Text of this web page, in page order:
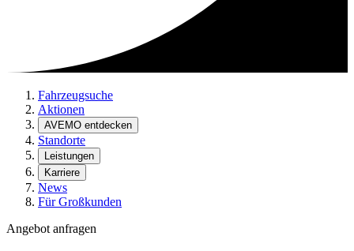
Fahrzeugsuche
Aktionen
AVEMO entdecken
Standorte
Leistungen
Karriere
News
Für Großkunden
Angebot anfragen